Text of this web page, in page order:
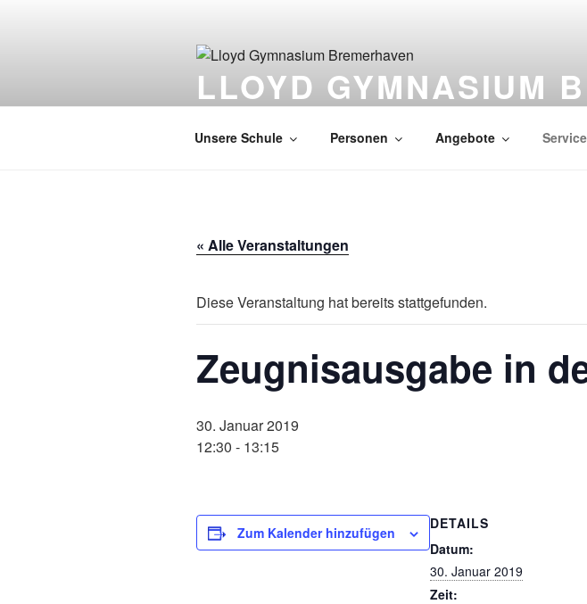
LLOYD GYMNASIUM
Unsere Schule Personen Angebote Service
« Alle Veranstaltungen
Diese Veranstaltung hat bereits stattgefunden.
Zeugnisausgabe in
30. Januar 2019
12:30 - 13:15
Zum Kalender hinzufügen
DETAILS
Datum:
30. Januar 2019
Zeit: